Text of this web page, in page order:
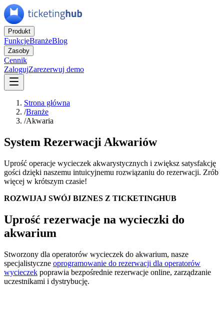
Produkt
FunkcjeBranżeBlog
Zasoby
Cennik
ZalogujZarezerwuj demo
Strona główna
/Branże
/Akwaria
System Rezerwacji Akwariów
Uprość operacje wycieczek akwarystycznych i zwiększ satysfakcję
gości dzięki naszemu intuicyjnemu rozwiązaniu do rezerwacji. Zrób
więcej w krótszym czasie!
ROZWIJAJ SWÓJ BIZNES Z TICKETINGHUB
Uprość rezerwacje na wycieczki do
akwarium
Stworzony dla operatorów wycieczek do akwarium, nasze
specjalistyczne oprogramowanie do rezerwacji dla operatorów
wycieczek poprawia bezpośrednie rezerwacje online, zarządzanie
uczestnikami i dystrybucję.